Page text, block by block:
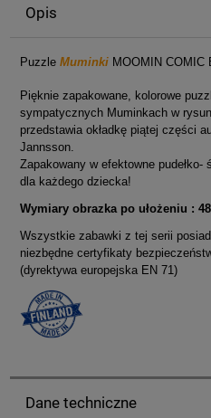
Opis
Puzzle Muminki MOOMIN COMIC
Pięknie zapakowane, kolorowe
sympatycznych Muminkach w
przedstawia okładkę piątej części
Jannsson.
Zapakowany w efektowne
dla każdego dziecka!
Wymiary obrazka po ułożeniu :
Wszystkie zabawki z tej serii
niezbędne certyfikaty
(dyrektywa europejska EN 71)
Dane techniczne